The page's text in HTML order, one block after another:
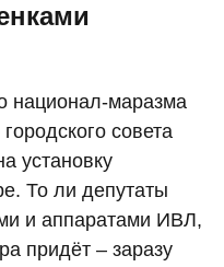
национал-маразма
совета
установку
То ли депутаты
и аппаратами ИВЛ,
придёт – заразу